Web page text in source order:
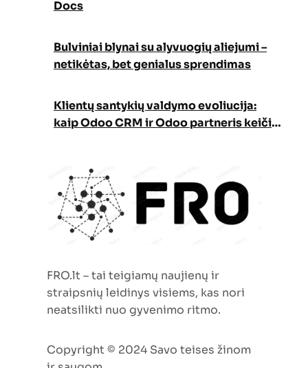
Docs
Bulviniai blynai su alyvuogių aliejumi –
netikėtas, bet genialus sprendimas
Klientų santykių valdymo evoliucija:
kaip Odoo CRM ir Odoo partneris keičia
FRO.lt – tai teigiamų naujienų ir
straipsnių leidinys visiems, kas nori
neatsilikti nuo gyvenimo ritmo.
Copyright © 2024 Savo teises žinom